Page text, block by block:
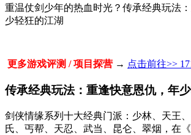
重温仗剑少年的热血时光？传承经典玩法
少轻狂的江湖
更多游戏评测 / 项目探营 → 点击前往>>
传承经典玩法：重逢快意恩仇，年
剑侠情缘系列十大经典门派：少林、天王
氏、丐帮、天忍、武当、昆仑、翠烟，在《